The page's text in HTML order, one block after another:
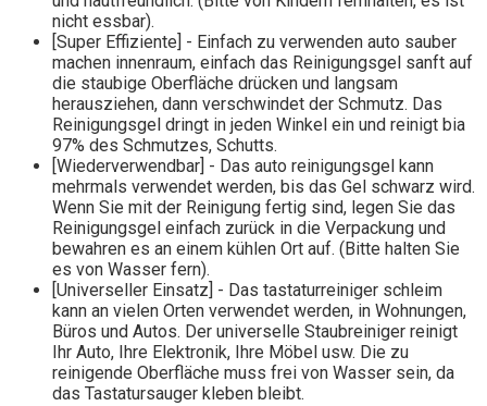
nicht essbar).
[Super Effiziente] - Einfach zu verwenden auto sauber
machen innenraum, einfach das Reinigungsgel sanft auf
die staubige Oberfläche drücken und langsam
herausziehen, dann verschwindet der Schmutz. Das
Reinigungsgel dringt in jeden Winkel ein und reinigt bia
97% des Schmutzes, Schutts.
[Wiederverwendbar] - Das auto reinigungsgel kann
mehrmals verwendet werden, bis das Gel schwarz wird.
Wenn Sie mit der Reinigung fertig sind, legen Sie das
Reinigungsgel einfach zurück in die Verpackung und
bewahren es an einem kühlen Ort auf. (Bitte halten Sie
es von Wasser fern).
[Universeller Einsatz] - Das tastaturreiniger schleim
kann an vielen Orten verwendet werden, in Wohnungen,
Büros und Autos. Der universelle Staubreiniger reinigt
Ihr Auto, Ihre Elektronik, Ihre Möbel usw. Die zu
reinigende Oberfläche muss frei von Wasser sein, da
das Tastatursauger kleben bleibt.